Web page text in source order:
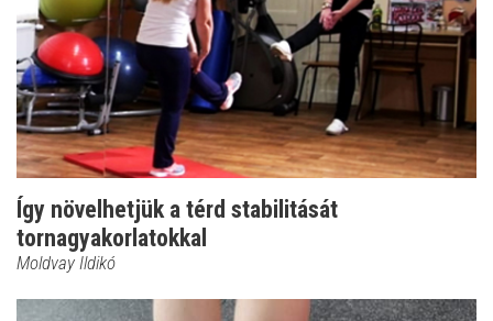
Így növelhetjük a térd stabilitását
tornagyakorlatokkal
Moldvay Ildikó